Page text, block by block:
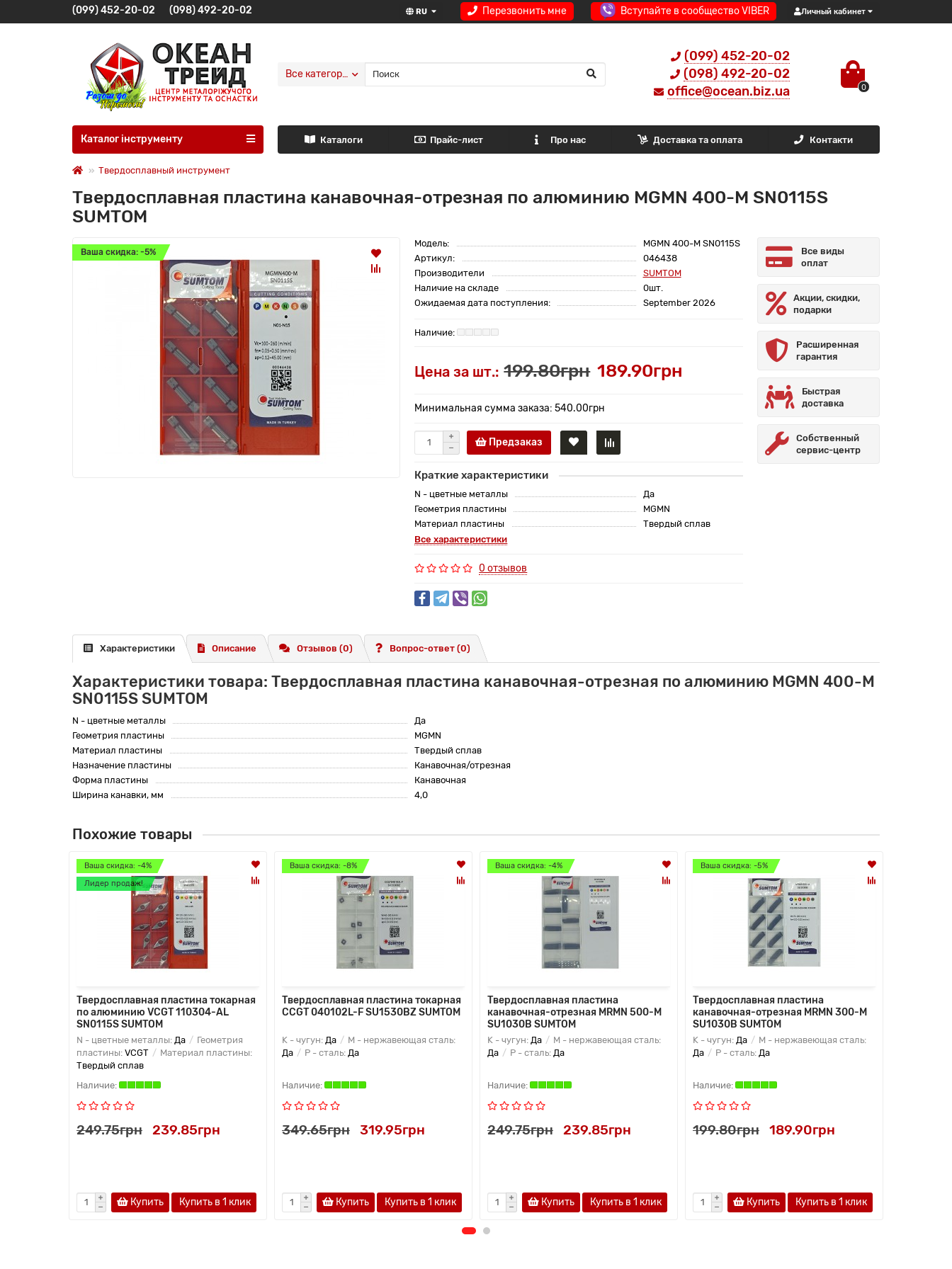
Перезвонить мне Вступайте в сообщество VIBER Личный кабинет
RU
(099) 452-20-02 (098) 492-20-02
(099) 452-20-02
(098) 492-20-02
office@ocean.biz.ua
0
Все категории
Каталог інструменту Каталоги Прайс-лист Про нас Доставка та оплата Контакти
Твердосплавный инструмент
Твердосплавная пластина канавочная-отрезная по алюминию MGMN 400-M SN0115S
SUMTOM
Ваша скидка: -5%
Модель:
MGMN 400-M SN0115S
Артикул:
046438
Производители
SUMTOM
Наличие на складе
0шт.
Ожидаемая дата поступления:
September 2026
Цена за шт.: 199.80грн 189.90грн
Минимальная сумма заказа: 540.00грн
Предзаказ
Краткие характеристики
N - цветные металлы
Да
Геометрия пластины
MGMN
Материал пластины
Твердый сплав
Все характеристики
0 отзывов
Все виды
оплат
Акции, скидки,
подарки
Расширенная
гарантия
Быстрая
доставка
Собственный
сервис-центр
Характеристики Описание Отзывов (0) Вопрос-ответ (0)
Характеристики товара: Твердосплавная пластина канавочная-отрезная по алюминию MGMN 400-M
SN0115S SUMTOM
N - цветные металлы
Да
Геометрия пластины
MGMN
Материал пластины
Твердый сплав
Назначение пластины
Канавочная/отрезная
Форма пластины
Канавочная
Ширина канавки, мм
4,0
Похожие товары
Ваша скидка: -4%
Лидер продаж!
Твердосплавная пластина токарная
по алюминию VCGT 110304-AL
SN0115S SUMTOM
N - цветные металлы: Да
Геометрия
пластины: VCGT
Материал пластины:
Твердый сплав
249.75грн 239.85грн
Купить Купить в 1 клик
Ваша скидка: -8%
Твердосплавная пластина токарная
CCGT 040102L-F SU1530BZ SUMTOM
K - чугун: Да
M - нержавеющая сталь:
Да
P - сталь: Да
349.65грн 319.95грн
Купить Купить в 1 клик
Ваша скидка: -4%
Твердосплавная пластина
канавочная-отрезная MRMN 500-M
SU1030B SUMTOM
K - чугун: Да
M - нержавеющая сталь:
Да
P - сталь: Да
249.75грн 239.85грн
Купить Купить в 1 клик
Ваша скидка: -5%
Твердосплавная пластина
канавочная-отрезная MRMN 300-M
SU1030B SUMTOM
K - чугун: Да
M - нержавеющая сталь:
Да
P - сталь: Да
199.80грн 189.90грн
Купить Купить в 1 клик